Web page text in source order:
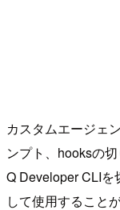
カスタムエージェ
ンプト、hooksの
Q Developer CLIを
して使用すること